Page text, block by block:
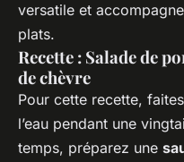
versatile et
plats.
Recette : Salade de
de chèvre
Pour cette recette,
l’eau pendant une
temps, préparez une